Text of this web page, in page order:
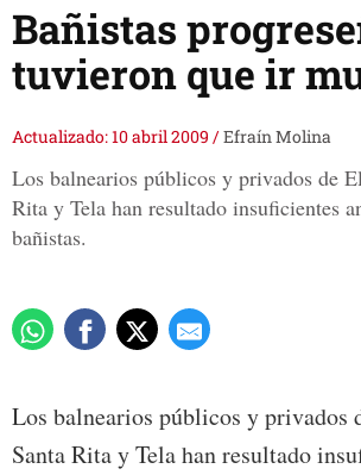
Bañistas
tuvieron que ir
Actualizado: 10 abril 2009 /Efraín Molina
Los balnearios públicos y privados de
Rita y Tela han resultado insuficientes
bañistas.
Los balnearios públicos y privados
Santa Rita y Tela han resultado